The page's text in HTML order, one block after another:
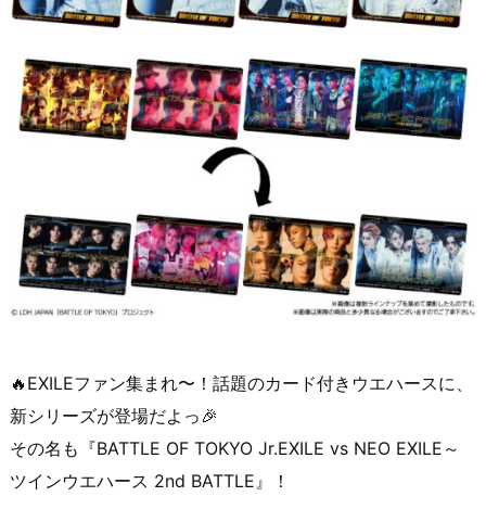
🔥EXILEファン集まれ〜！話題のカード付きウエハースに、
新シリーズが登場だよっ🎉
その名も『BATTLE OF TOKYO Jr.EXILE vs NEO EXILE～
ツインウエハース 2nd BATTLE』！